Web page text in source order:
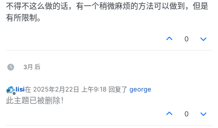
不得不这么做的话，有一个稍微麻烦的方法可以做到，但是
有所限制。
0
3月 后
离线
lisi在 2025年2月22日 上午9:18 回复了 george
最后由 编辑
此主題已被删除！
0